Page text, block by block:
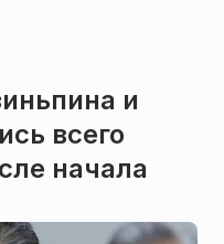
и
всего
начала